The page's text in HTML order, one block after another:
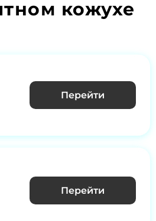
кожухе
Перейти
Перейти